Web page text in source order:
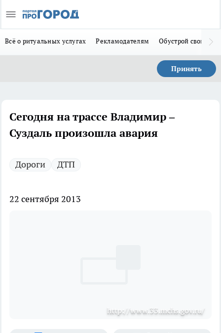
Всё о ритуальных услугах Рекламодателям Обустрой свой дом
Принять
Сегодня на трассе Владимир –
Суздаль произошла авария
Дороги ДТП
22 сентября 2013
http://www.33.mchs.gov.ru/